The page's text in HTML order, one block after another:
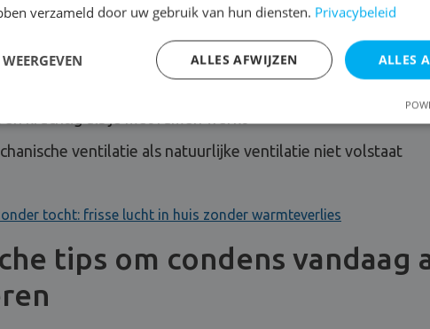
aan de bron, vooral in badkamer, keuken en wasplaats
in leefruimtes en slaapkamers
ventilatie als natuurlijke ventilatie niet volstaat
tocht: frisse lucht in huis zonder warmteverlies
tips om condens vandaag
verzameld door uw gebruik van hun diensten. Privacybeleid
ALLES
ALLES AFWIJZEN